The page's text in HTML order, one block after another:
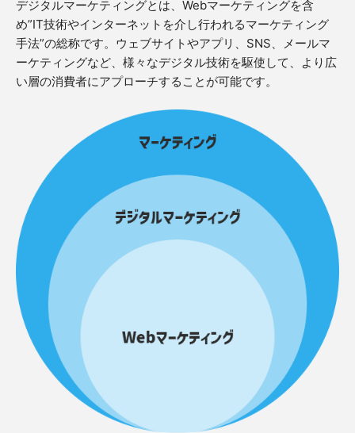
デジタルマーケティングとは、Webマーケティングを含
め”IT技術やインターネットを介し行われるマーケティング
手法”の総称です。ウェブサイトやアプリ、SNS、メールマ
ーケティングなど、様々なデジタル技術を駆使して、より広
い層の消費者にアプローチすることが可能です。